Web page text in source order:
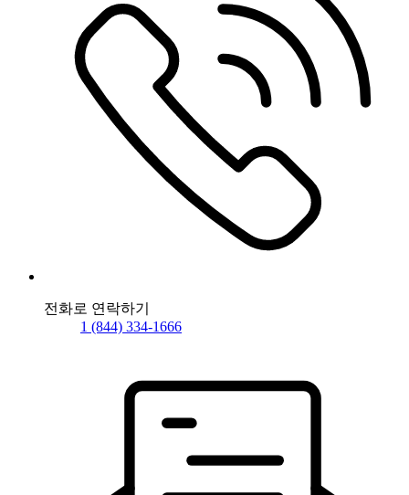
전화로 연락하기
1 (844) 334-1666